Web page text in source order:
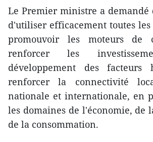
Le Premier ministre a
d'utiliser efficacement toutes les
promouvoir les moteurs de
renforcer les
développement des
renforcer la connectivité
nationale et internationale, en
les domaines de l'économie, de
de la consommation.